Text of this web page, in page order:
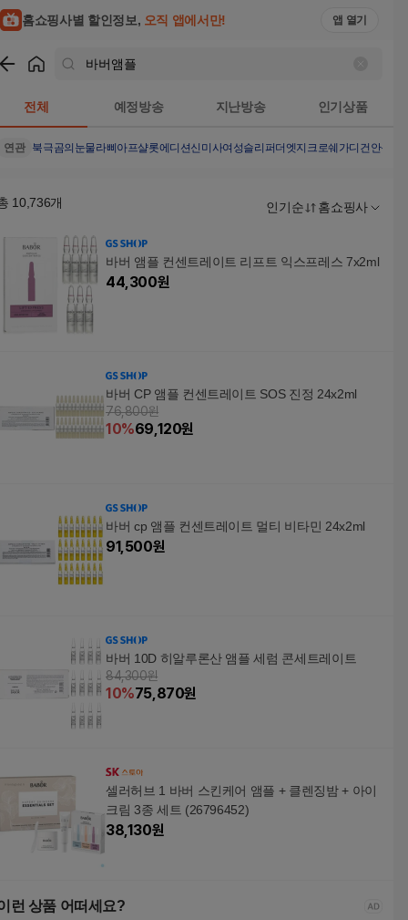
홈쇼핑사별 할인정보, 오직 앱에서만! 앱 열기
전체 예정방송 지난방송 인기상품
연관 북극곰의눈물라삐아프샬롯에디션신미사여성슬리퍼더엣지크로쉐가디건 안문숙
10,736개 인기순 홈쇼핑사
바버 앰플 컨센트레이트 리프트 익스프레스 7x2ml
44,300원
바버 CP 앰플 컨센트레이트 SOS 진정 24x2ml
76,800원
10%69,120원
바버 cp 앰플 컨센트레이트 멀티 비타민 24x2ml
91,500원
바버 10D 히알루론산 앰플 세럼 콘세트레이트
84,300원
10%75,870원
셀러허브 1 바버 스킨케어 앰플 + 클렌징밤 + 아이
크림 3종 세트 (26796452)
38,130원
런 상품 어떠세요?